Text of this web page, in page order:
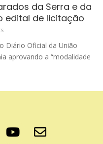
da Serra e da
edital de licitação
Diário Oficial da União
aprovando a “modalidade